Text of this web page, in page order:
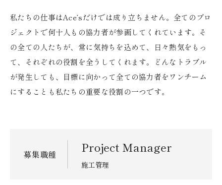
私たちの仕事はAce’sだけでは成り立ちません。全てのプロ
ジェクトで何十人もの協力者が参画してくれています。そ
の全ての人たちが、常に気持ちを込めて、日々熱気をもっ
て、それぞれの役割を全うしてくれます。どんなトラブル
が発生しても、目標に向かって全ての協力者をワンチーム
にすることも私たちの重要な役割の一つです。
募集職種 Project Manager
施工管理